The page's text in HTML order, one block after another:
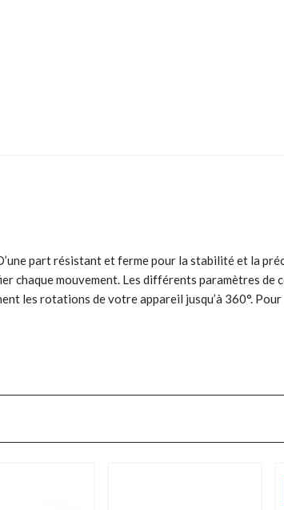
part résistant et ferme pour la stabilité et la
chaque mouvement. Les différents paramètres de
les rotations de votre appareil jusqu’à 360°.